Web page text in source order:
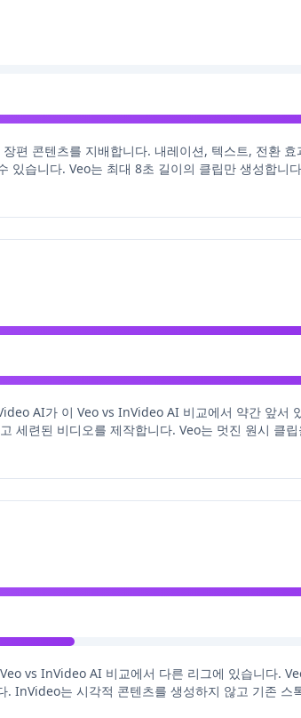
편 콘텐츠를 지배합니다. 내레이션, 텍스트, 전환
있습니다. Veo는 최대 8초 길이의 클립만 생성합니
AI가 이 Veo vs InVideo AI 비교에서 약간 앞서
세련된 비디오를 제작합니다. Veo는 멋진 원시 클
vs InVideo AI 비교에서 다른 리그에 있습니다.
. InVideo는 시각적 콘텐츠를 생성하지 않고 기존